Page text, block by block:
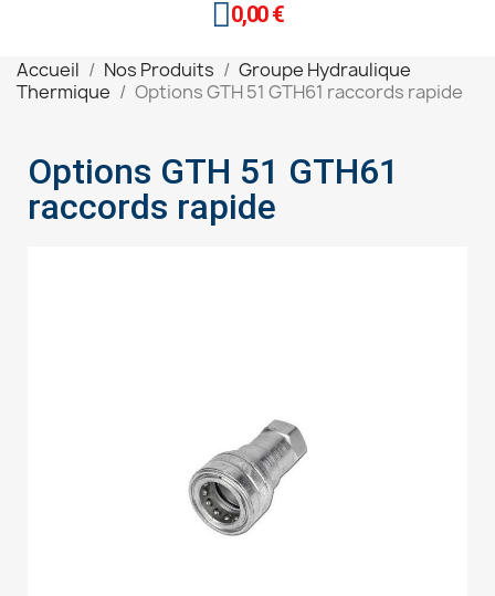
0,00 €
Accueil Nos Produits
Groupe Hydraulique
Thermique
Options GTH 51 GTH61 raccords rapide
Options GTH 51 GTH61
raccords rapide